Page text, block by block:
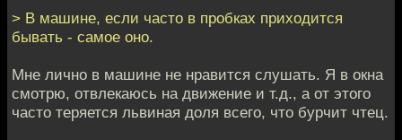
> В машине, если часто в пробках приходится
бывать - самое оно.
Мне лично в машине не нравится слушать. Я в окна
смотрю, отвлекаюсь на движение и т.д., а от этого
часто теряется львиная доля всего, что бурчит чтец.